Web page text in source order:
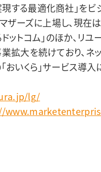
する最適化商社」をビ
ーズに上場し、現在
トコム」のほか、リユ
拡大を続けており、ネ
いくら」サービス導入
lg/